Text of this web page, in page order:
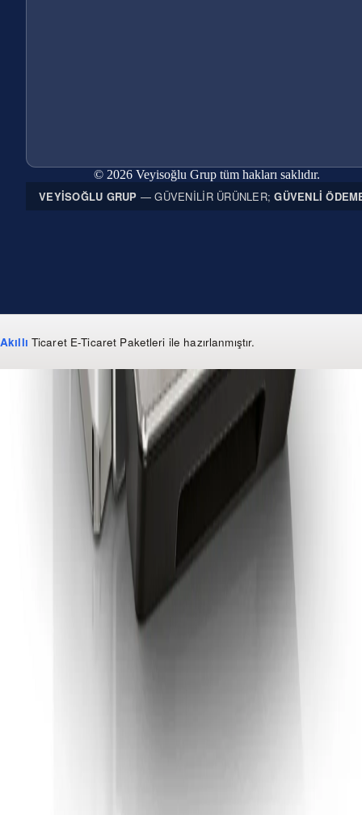
© 2026 Veyisoğlu Grup tüm hakları saklıdır.
VEYISOĞLU GRUP — GÜVENILIR ÜRÜNLER;GÜVENLI
Akıllı Ticaret E-Ticaret Paketleri ile hazırlanmıştır.
0 850 303 99 73